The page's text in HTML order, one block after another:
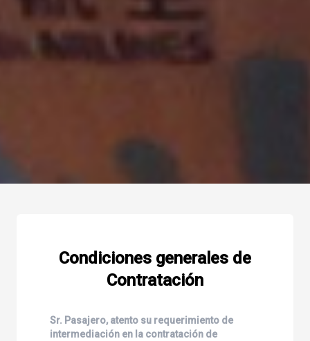
Condiciones generales de
Contratación
Sr. Pasajero, atento su requerimiento de
intermediación en la contratación de